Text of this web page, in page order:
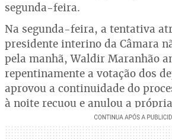
segunda-feira.
Na segunda-feira, a tentativa
presidente interino da Câmara
pela manhã, Waldir Maranhão
repentinamente a votação dos
aprovou a continuidade do
à noite recuou e anulou a